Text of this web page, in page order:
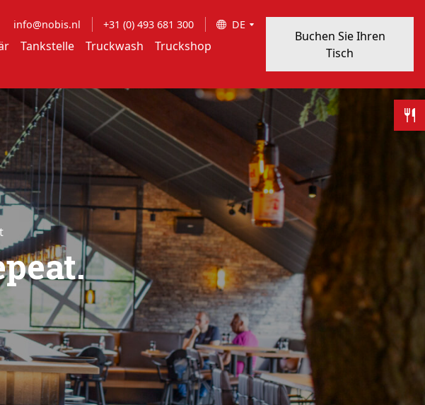
info@nobis.nl +31 (0) 493 681 300 DE
Tankstelle Truckwash
Truckshop
Buchen Sie Ihren
Tisch